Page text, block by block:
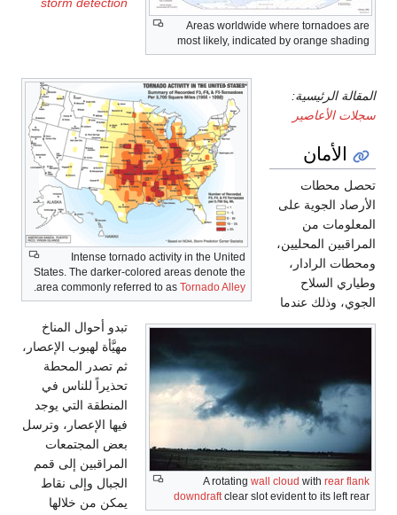
Areas worldwide where tornadoes are
most likely, indicated by orange shading
Intense tornado activity in the United
States. The darker-colored areas denote the
area commonly referred to as Tornado Alley
A rotating wall cloud with rear flank
downdraftclear slot evident to its left rear
المقالة الرئيسية:
سجلات الأعاصير
الأمان
تحصل محطات
الأرصاد الجوية على
المعلومات من
المراقبين المحليين،
ومحطات الرادار،
وطياري السلاح
الجوي، وذلك عندما
تبدو أحوال المناخ
مهيَّأة لهبوب الإعصار،
ثم تصدر المحطة
تحذيراً للناس في
المنطقة التي يوجد
فيها الإعصار، وترسل
بعض المجتمعات
المراقبين إلى قمم
الجبال وإلى نقاط
يمكن من خلالها